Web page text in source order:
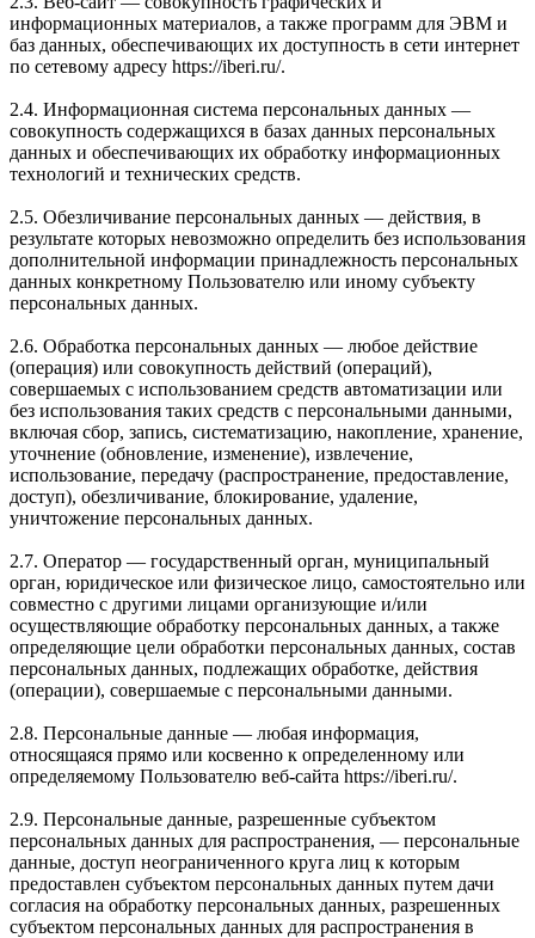
информационных материалов, а также программ для ЭВМ и
баз данных, обеспечивающих их доступность в сети интернет
по сетевому адресу https://iberi.ru/.
2.4. Информационная система персональных данных —
совокупность содержащихся в базах данных персональных
данных и обеспечивающих их обработку информационных
технологий и технических средств.
2.5. Обезличивание персональных данных — действия, в
результате которых невозможно определить без использования
дополнительной информации принадлежность персональных
данных конкретному Пользователю или иному субъекту
персональных данных.
2.6. Обработка персональных данных — любое действие
(операция) или совокупность действий (операций),
совершаемых с использованием средств автоматизации или
без использования таких средств с персональными данными,
включая сбор, запись, систематизацию, накопление, хранение,
уточнение (обновление, изменение), извлечение,
использование, передачу (распространение, предоставление,
доступ), обезличивание, блокирование, удаление,
уничтожение персональных данных.
2.7. Оператор — государственный орган, муниципальный
орган, юридическое или физическое лицо, самостоятельно или
совместно с другими лицами организующие и/или
осуществляющие обработку персональных данных, а также
определяющие цели обработки персональных данных, состав
персональных данных, подлежащих обработке, действия
(операции), совершаемые с персональными данными.
2.8. Персональные данные — любая информация,
относящаяся прямо или косвенно к определенному или
определяемому Пользователю веб-сайта https://iberi.ru/.
2.9. Персональные данные, разрешенные субъектом
персональных данных для распространения, — персональные
данные, доступ неограниченного круга лиц к которым
предоставлен субъектом персональных данных путем дачи
согласия на обработку персональных данных, разрешенных
субъектом персональных данных для распространения в